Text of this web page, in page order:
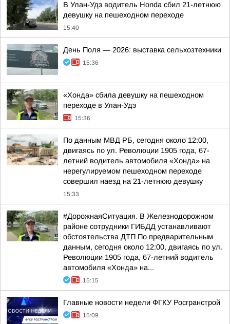
В Улан-Удэ водитель Honda сбил 21-летнюю
девушку на пешеходном переходе
15:40
День Поля — 2026: выставка сельхозтехники
15:36
«Хонда» сбила девушку на пешеходном
переходе в Улан-Удэ
15:36
По данным МВД РБ, сегодня около 12:00,
двигаясь по ул. Революции 1905 года, 67-
летний водитель автомобиля «Хонда» на
нерегулируемом пешеходном переходе
совершил наезд на 21-летнюю девушку
15:33
#ДорожнаяСитуация. В Железнодорожном
районе сотрудники ГИБДД устанавливают
обстоятельства ДТП По предварительным
данным, сегодня около 12:00, двигаясь по ул.
Революции 1905 года, 67-летний водитель
автомобиля «Хонда» на...
15:15
Главные новости недели ФГКУ Росгранстрой
15:09